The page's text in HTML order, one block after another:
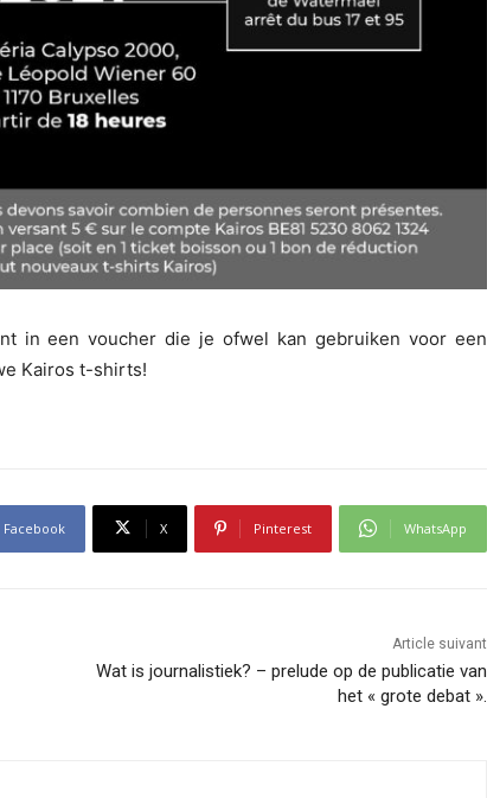
in een voucher die je ofwel kan gebruiken voor een
Kairos t-shirts!
Facebook X Pinterest WhatsApp
Article suivant
Wat is journalistiek? – prelude op de publicatie van
het « grote debat ».